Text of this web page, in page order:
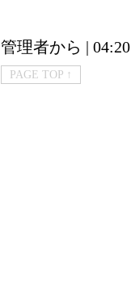
管理者から |
PAGE TOP ↑